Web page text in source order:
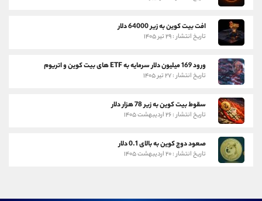
افت بیت کوین به زیر 64000 دلار
تاریخ انتشار : ۲۹ تیر ۱۴۰۵
ورود 169 میلیون دلار سرمایه به ETF های بیت کوین و اتریوم
تاریخ انتشار : ۲۷ تیر ۱۴۰۵
سقوط بیت کوین به زیر 78 هزار دلار
تاریخ انتشار : ۲۶ اردیبهشت ۱۴۰۵
صعود دوج کوین به بالای 0.1 دلار
تاریخ انتشار : ۲۰ اردیبهشت ۱۴۰۵